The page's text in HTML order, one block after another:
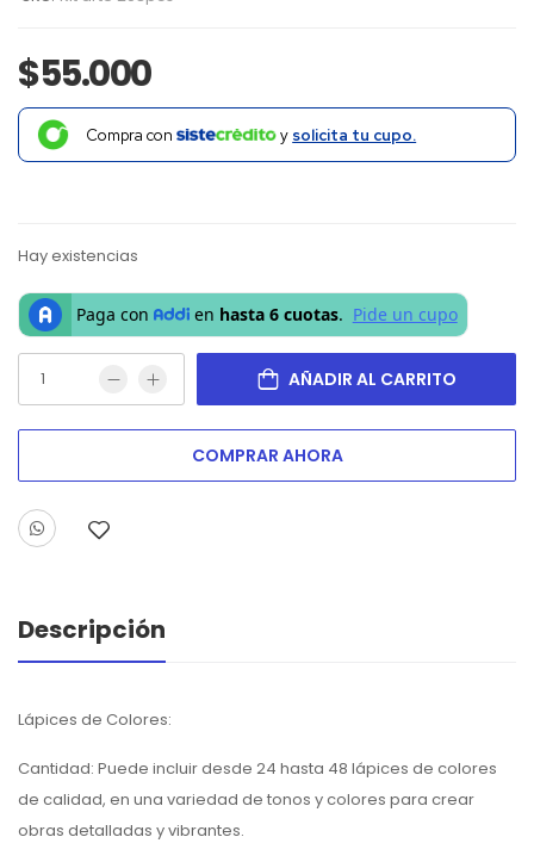
$55.000
Compra con y solicita tu cupo.
Hay existencias
AÑADIR AL CARRITO
COMPRAR AHORA
Descripción
Lápices de Colores:
Cantidad: Puede incluir desde 24 hasta 48 lápices de colores
de calidad, en una variedad de tonos y colores para crear
obras detalladas y vibrantes.